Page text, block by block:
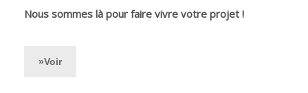
Nous sommes là pour faire vivre votre projet !
»Voir